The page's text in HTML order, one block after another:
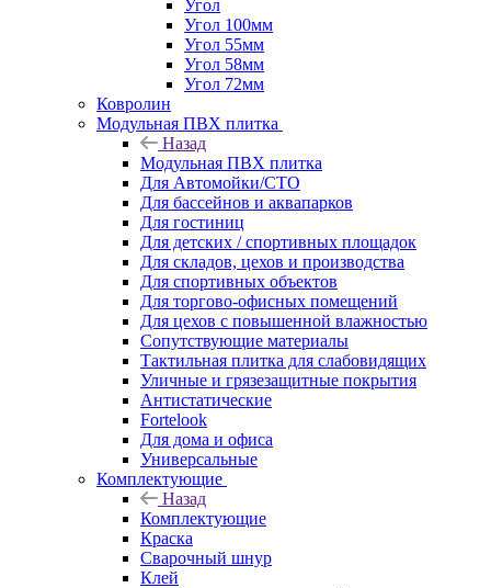
Угол
Угол 100мм
Угол 55мм
Угол 58мм
Угол 72мм
Ковролин
Модульная ПВХ плитка
Назад
Модульная ПВХ плитка
Для Автомойки/СТО
Для бассейнов и аквапарков
Для гостиниц
Для детских / спортивных площадок
Для складов, цехов и производства
Для спортивных объектов
Для торгово-офисных помещений
Для цехов с повышенной влажностью
Сопутствующие материалы
Тактильная плитка для слабовидящих
Уличные и грязезащитные покрытия
Антистатические
Fortelook
Для дома и офиса
Универсальные
Комплектующие
Назад
Комплектующие
Краска
Сварочный шнур
Клей